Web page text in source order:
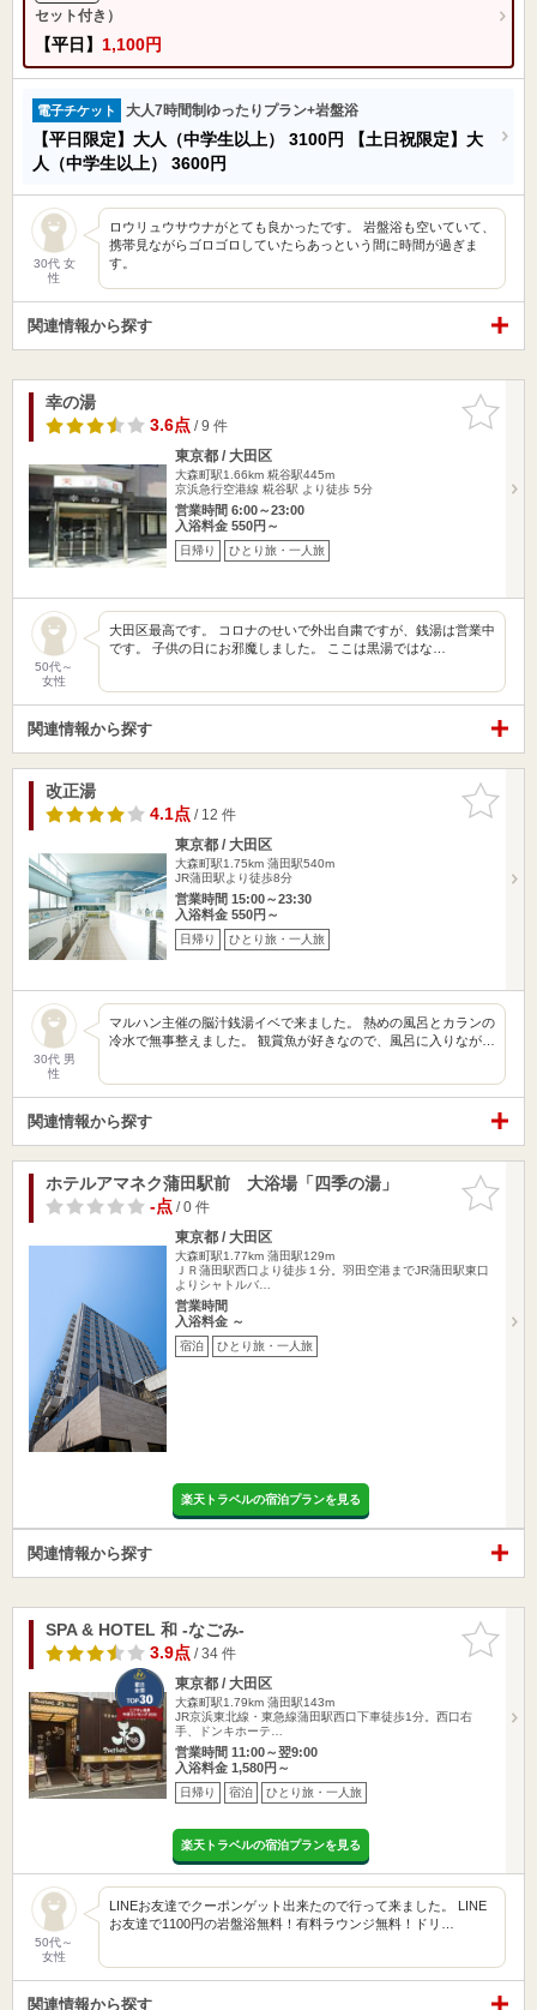
セット付き）
【平日】 1,100円
電子チケット 大人7時間制ゆったりプラン+岩盤浴
【平日限定】大人（中学生以上） 3100円
【土日祝限定】大
人（中学生以上） 3600円
30代 女
性
ロウリュウサウナがとても良かったです。 岩盤浴も空いていて、
携帯見ながらゴロゴロしていたらあっという間に時間が過ぎま
す。
関連情報から探す
お気に入
りに追加
幸の湯
3.6点/ 9 件
東京都 / 大田区
大森町駅1.66km 糀谷駅445m
京浜急行空港線 糀谷駅 より徒歩 5分
営業時間 6:00～23:00
入浴料金 550円～
日帰り ひとり旅・一人旅
50代～
女性
大田区最高です。 コロナのせいで外出自粛ですが、銭湯は営業中
です。 子供の日にお邪魔しました。 ここは黒湯ではな…
関連情報から探す
お気に入
りに追加
改正湯
4.1点/ 12 件
東京都 / 大田区
大森町駅1.75km 蒲田駅540m
JR蒲田駅より徒歩8分
営業時間 15:00～23:30
入浴料金 550円～
日帰り ひとり旅・一人旅
30代 男
性
マルハン主催の脳汁銭湯イベで来ました。 熱めの風呂とカランの
冷水で無事整えました。 観賞魚が好きなので、風呂に入りなが…
関連情報から探す
お気に入
りに追加
ホテルアマネク蒲田駅前 大浴場「四季の湯」
-点/ 0 件
東京都 / 大田区
大森町駅1.77km 蒲田駅129m
ＪＲ蒲田駅西口より徒歩１分。羽田空港までJR蒲田駅東口
よりシャトルバ…
営業時間
入浴料金 ～
宿泊 ひとり旅・一人旅
楽天トラベルの宿泊プランを見る
関連情報から探す
お気に入
りに追加
SPA & HOTEL 和 -なごみ-
3.9点/ 34 件
東京都 / 大田区
大森町駅1.79km 蒲田駅143m
JR京浜東北線・東急線蒲田駅西口下車徒歩1分。西口右
手、ドンキホーテ…
営業時間 11:00～翌9:00
入浴料金 1,580円～
日帰り 宿泊 ひとり旅・一人旅
楽天トラベルの宿泊プランを見る
50代～
女性
LINEお友達でクーポンゲット出来たので行って来ました。 LINE
お友達で1100円の岩盤浴無料！有料ラウンジ無料！ドリ…
関連情報から探す